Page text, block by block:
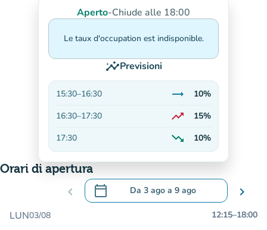
Aperto-Chiude alle 18:00
Le taux d'occupation est indisponible.
insightsPrevisioni
15:30–16:30 trending_flat
10%
16:30–17:30 trending_up
15%
17:30
trending_down
In calo
10%
Orari di apertura
chevron_left calendar_today Da 3 ago a 9 ago
.Aprire il calendario per modificare le
chevron_right
LUN03/08 12:15–18:00